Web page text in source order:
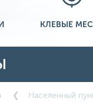
КЛЕВЫЕ
Населенный